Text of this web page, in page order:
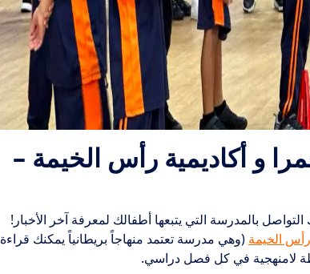
و أكاديمية رأس الخيمة –
بالمدرسة التي يتبعها أطفالك لمعرفة آخر الأخبار!
رأس الخيمة (وهي مدرسة تعتمد منهاجاً بريطانياً يمكنك قراءة
لامنهجية في كل فصل دراسي.